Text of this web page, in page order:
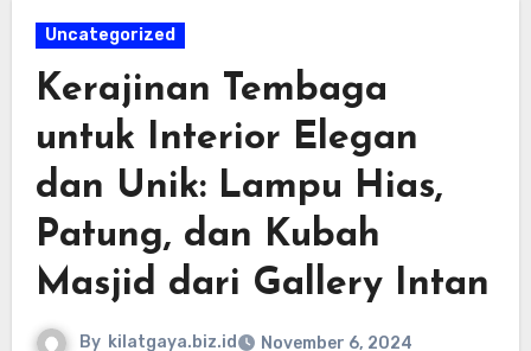
Uncategorized
Kerajinan Tembaga
untuk Interior Elegan
dan Unik: Lampu Hias,
Patung, dan Kubah
Masjid dari Gallery Intan
By kilatgaya.biz.id November 6, 2024